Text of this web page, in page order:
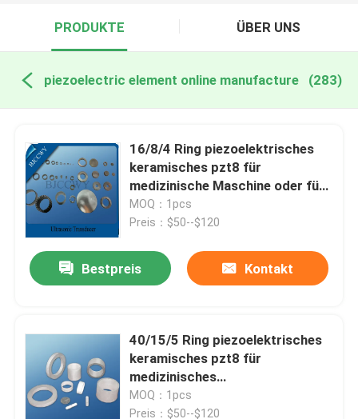
PRODUKTE ÜBER UNS
piezoelectric element online manufacture (283)
16/8/4 Ring piezoelektrisches
keramisches pzt8 für
medizinische Maschine oder für
das Säubern
MOQ：1pcs
Preis：$50--$120
Bestpreis Kontakt
40/15/5 Ring piezoelektrisches
keramisches pzt8 für
medizinisches
Maschinenschweißen
MOQ：1pcs
Preis：$50--$120